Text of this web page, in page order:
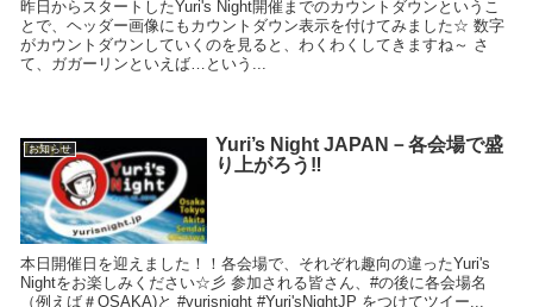
昨日からスタートしたYuri's Night開催までのカウントダウンというこ
とで、ヘッダー画像にもカウントダウン表示を付けてみました☆ 数字
がカウントダウンしていくのを見ると、わくわくしてきますね～ さ
て、ガガーリンといえば…という...
お知らせ
Yuri’s Night JAPAN－各会場で盛
り上がろう‼
本日開催日を迎えました！！各会場で、それぞれ趣向の違ったYuri's
Nightをお楽しみください☆彡 参加される皆さん、#の後に各会場名
（例えば＃OSAKA)と #yurisnight #Yuri'sNightJP をつけてツイー...